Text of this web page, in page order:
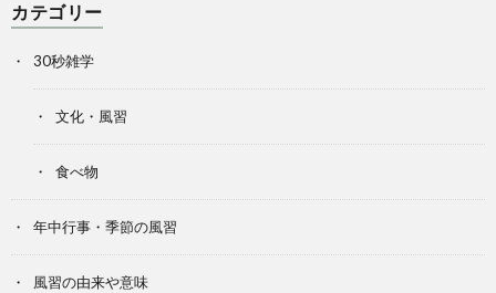
カテゴリー
30秒雑学
文化・風習
食べ物
年中行事・季節の風習
風習の由来や意味